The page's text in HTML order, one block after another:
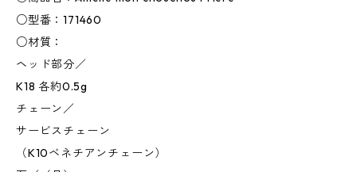
○型番：171460
○材質：
ヘッド部分／
K18 各約0.5g
チェーン／
サービスチェーン
（K10ベネチアンチェーン）